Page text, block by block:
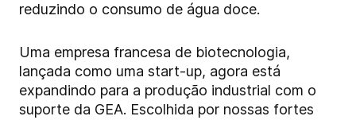
reduzindo o consumo de água doce.
Uma empresa francesa de biotecnologia,
lançada como uma start-up, agora está
expandindo para a produção industrial com o
suporte da GEA. Escolhida por nossas fortes